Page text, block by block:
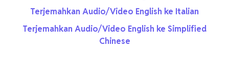
Terjemahkan Audio/Video English ke Italian
Terjemahkan Audio/Video English ke Simplified
Chinese